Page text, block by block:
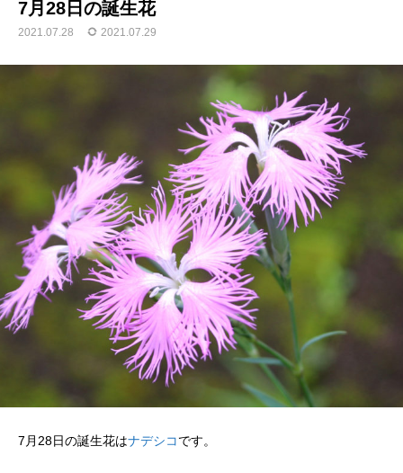
7月28日の誕生花
2021.07.28 2021.07.29
7月28日の誕生花はナデシコです。